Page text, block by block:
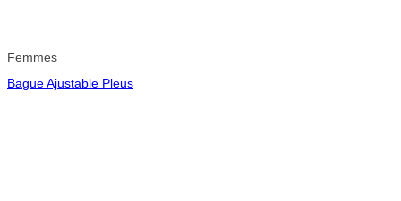
Femmes
Bague Ajustable Pleus